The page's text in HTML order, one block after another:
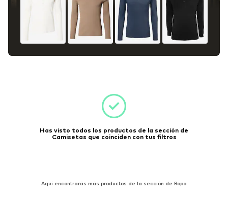
Has visto todos los productos de la sección de
Camisetas que coinciden con tus filtros
Aquí encontrarás más productos de la sección de Ropa